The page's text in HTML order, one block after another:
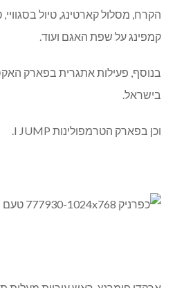
הקרח, מסלול קארטינג, טיול
קמפינג על שפת האגם ועוד.
בנוסף, פעילות אתגרית בפארק
בישראל.
וכן בפארק הטרמפולינות I JUMP.